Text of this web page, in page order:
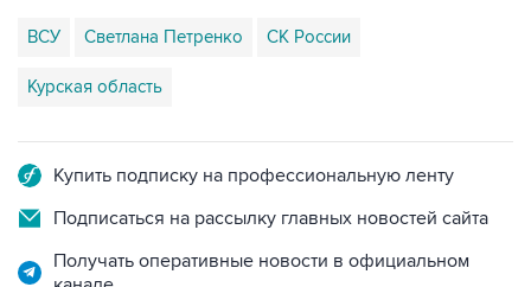
ВСУ Светлана Петренко СК России
Курская область
Купить подписку на профессиональную ленту
Подписаться на рассылку главных новостей сайта
Получать оперативные новости в официальном